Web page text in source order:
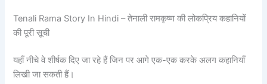
Tenali Rama Story In Hindi – तेनाली रामकृष्ण की लोकप्रिय कहानियों
की पूरी सूची
यहाँ नीचे वे शीर्षक दिए जा रहे हैं जिन पर आगे एक-एक करके अलग कहानियाँ
लिखी जा सकती हैं।